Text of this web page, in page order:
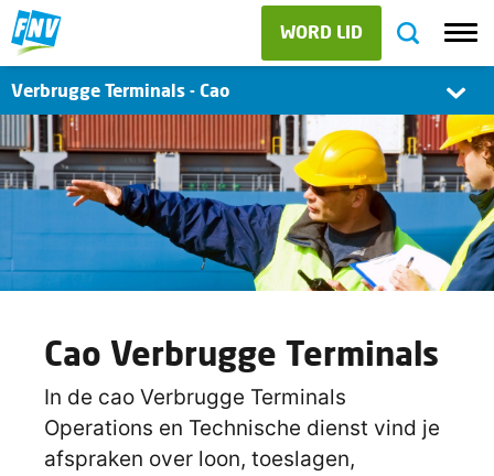
WORD LID
Verbrugge Terminals - Cao
Cao Verbrugge Terminals
In de cao Verbrugge Terminals
Operations en Technische dienst vind je
afspraken over loon, toeslagen,